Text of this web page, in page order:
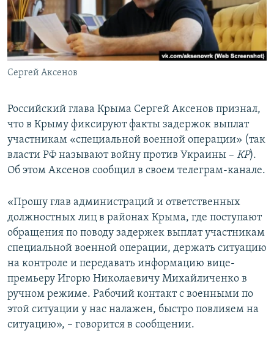
ПОБЕДИТЕЛЕЙ НЕ СУДЯТ?
КРЫМ.НЕПОКОРЕННЫЙ
ELIFBE
УКРАИНСКАЯ ПРОБЛЕМА КРЫМА
ПРИСОЕДИНЯЙТЕСЬ!
Сергей Аксенов
Российский глава Крыма Сергей Аксенов признал,
что в Крыму фиксируют факты задержок выплат
участникам «специальной военной операции» (так
власти РФ называют войну против Украины – КР).
Об этом Аксенов сообщил в своем телеграм-канале.
«Прошу глав администраций и ответственных
должностных лиц в районах Крыма, где поступают
обращения по поводу задержек выплат участникам
специальной военной операции, держать ситуацию
на контроле и передавать информацию вице-
премьеру Игорю Николаевичу Михайличенко в
ручном режиме. Рабочий контакт с военными по
этой ситуации у нас налажен, быстро повлияем на
ситуацию», – говорится в сообщении.